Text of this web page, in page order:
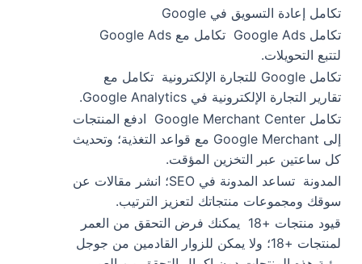
تكامل إعادة التسويق في Google
تكامل Google Ads
تكامل مع Google Ads
لتتبع التحويلات.
تكامل Google للتجارة الإلكترونية
تكامل مع
تقارير التجارة الإلكترونية في Google Analytics.
تكامل Google Merchant Center
ادفع المنتجات
إلى Google Merchant مع قواعد التغذية؛ وتحديث
كل ساعتين عبر التخزين المؤقت.
المدونة
تساعد المدونة في SEO؛ انشر مقالات عن
سوقك ومجموعات منتجاتك لتعزيز الترتيب.
قيود منتجات +18
يمكنك فرض التحقق من العمر
لمنتجات +18؛ ولا يمكن للزوار القادمين من جوجل